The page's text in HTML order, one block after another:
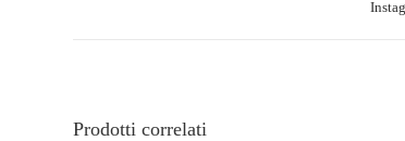
Prodotti correlati